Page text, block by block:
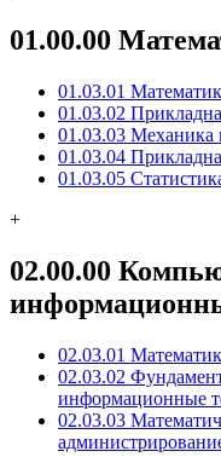
01.00.00
01.03.01
01.03.02
01.03.03 Механика
01.03.04
01.03.05
+
02.00.00
02.03.01
02.03.02
информационные
02.03.03